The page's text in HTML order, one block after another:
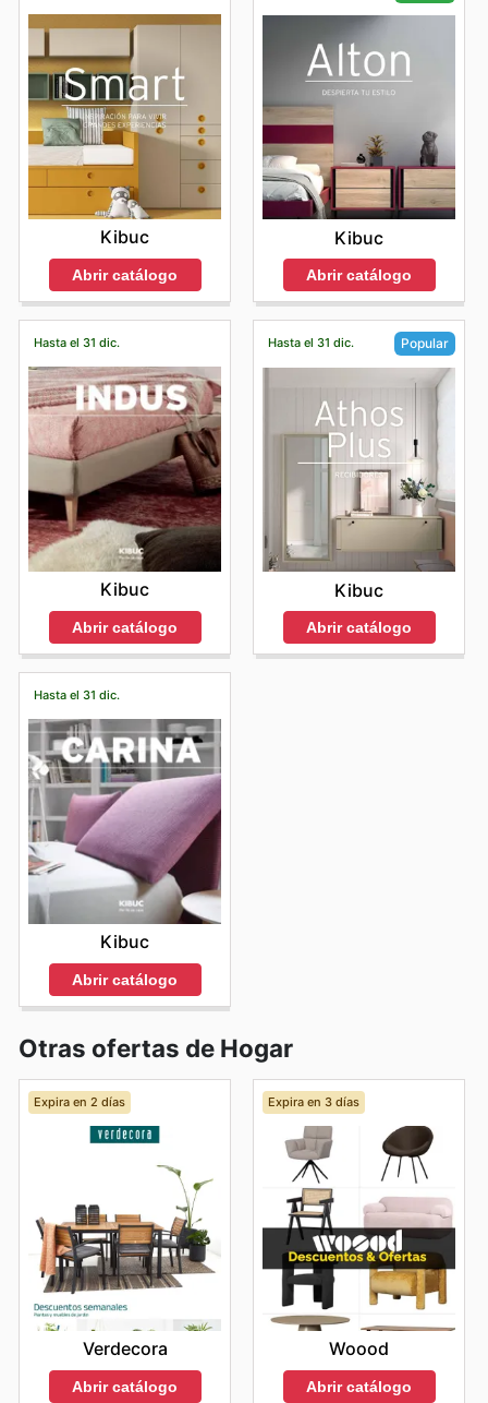
Kibuc
Abrir catálogo
Kibuc
Abrir catálogo
Hasta el 31 dic.
Kibuc
Abrir catálogo
Hasta el 31 dic. Popular
Kibuc
Abrir catálogo
Hasta el 31 dic.
Kibuc
Abrir catálogo
Otras ofertas de Hogar
Expira en 2 días
Verdecora
Abrir catálogo
Expira en 3 días
Woood
Abrir catálogo